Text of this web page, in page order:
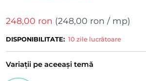
248,00 ron (248,00 ron / mp)
DISPONIBILITATE: 10 zile lucrătoare
Variații pe aceeași temă